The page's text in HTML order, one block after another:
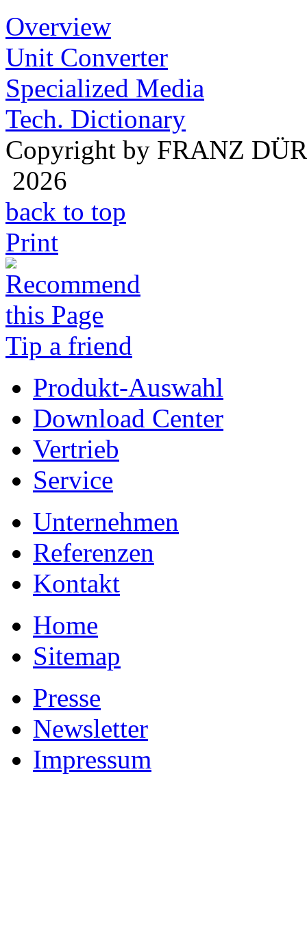
Overview
Unit Converter
Specialized Media
Tech. Dictionary
Copyright by FRANZ
2026
back to top
Print
Tip a friend
Produkt-Auswahl
Download Center
Vertrieb
Service
Unternehmen
Referenzen
Kontakt
Home
Sitemap
Presse
Newsletter
Impressum